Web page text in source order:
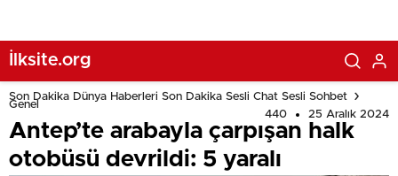
İlksite.org
Son Dakika Dünya Haberleri Son Dakika Sesli Chat Sesli Sohbet
Genel
440
25 Aralık 2024
Antep’te arabayla çarpışan halk
otobüsü devrildi: 5 yaralı